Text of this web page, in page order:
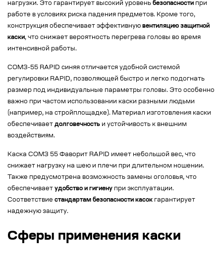
нагрузки. Это гарантирует высокий уровень безопасности при
работе в условиях риска падения предметов. Кроме того,
конструкция обеспечивает эффективную вентиляцию защитной
каски, что снижает вероятность перегрева головы во время
интенсивной работы.
СОМЗ-55 RAPID синяя отличается удобной системой
регулировки RAPID, позволяющей быстро и легко подогнать
размер под индивидуальные параметры головы. Это особенно
важно при частом использовании каски разными людьми
(например, на стройплощадке). Материал изготовления каски
обеспечивает долговечность и устойчивость к внешним
воздействиям.
Каска СОМЗ 55 Фаворит RAPID имеет небольшой вес, что
снижает нагрузку на шею и плечи при длительном ношении.
Также предусмотрена возможность замены оголовья, что
обеспечивает удобство и гигиену при эксплуатации.
Соответствие стандартам безопасности касок гарантирует
надежную защиту.
Сферы применения каски